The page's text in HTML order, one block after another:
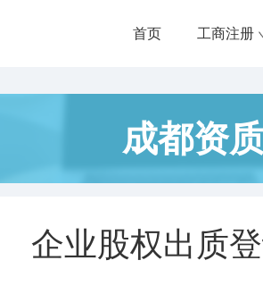
首页 工商注册
成都资
企业股权出质